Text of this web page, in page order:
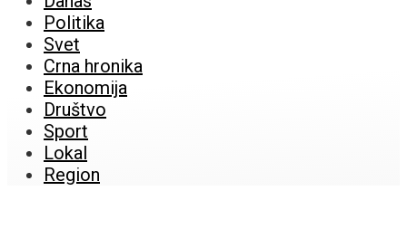
Politika
Svet
Crna hronika
Ekonomija
Društvo
Sport
Lokal
Region